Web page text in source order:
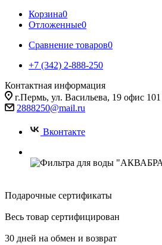
Корзина0
Отложенные0
Сравнение товаров0
+7 (342) 2-888-250
Контактная информация
г.Пермь, ул. Васильева, 19 офис 101
2888250@mail.ru
Вконтакте
Подарочные сертификаты
Весь товар сертифицирован
30 дней на обмен и возврат